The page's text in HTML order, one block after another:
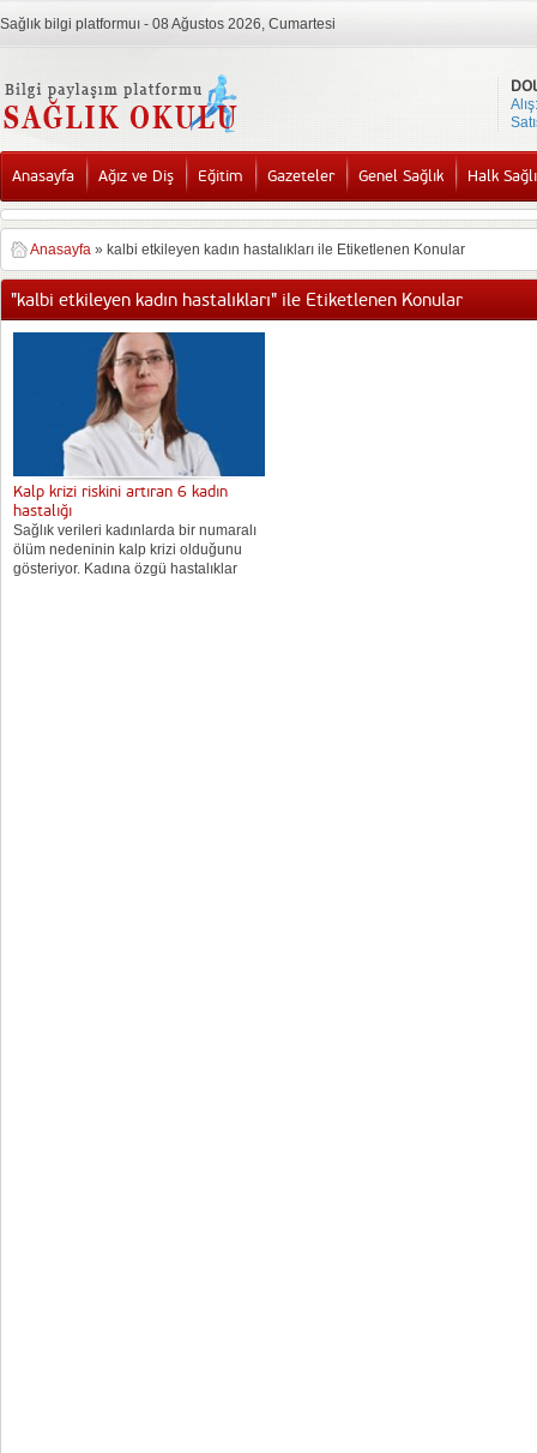
Sağlık bilgi platformuı - 08 Ağustos 2026, Cumartesi
Alış:
Anasayfa Ağız ve Diş Eğitim Gazeteler Genel Sağlık Halk
Anasayfa » kalbi etkileyen kadın hastalıkları ile Etiketlenen Konular
"kalbi etkileyen kadın hastalıkları" ile Etiketlenen Konular
Kalp krizi riskini artıran 6 kadın
hastalığı
Sağlık verileri kadınlarda bir numaralı
ölüm nedeninin kalp krizi olduğunu
gösteriyor. Kadına özgü hastalıklar